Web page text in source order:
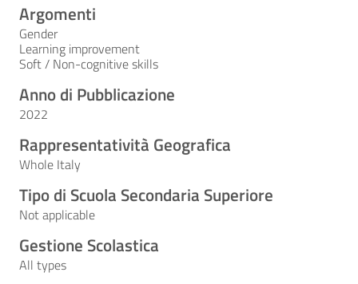
Argomenti
Gender
Learning improvement
Soft / Non-cognitive skills
Anno di Pubblicazione
2022
Rappresentatività Geografica
Whole Italy
Tipo di Scuola Secondaria Superiore
Not applicable
Gestione Scolastica
All types